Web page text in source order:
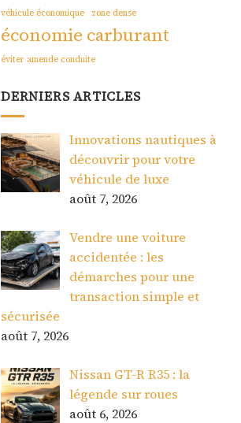
véhicule économique
zone dense
économie carburant
éviter amende conduite
DERNIERS ARTICLES
Innovations nautiques à
découvrir pour votre
véhicule de luxe
août 7, 2026
Vendre une voiture
accidentée : les
démarches pour une
transaction simple et
sécurisée
août 7, 2026
Nissan GT-R R35 : la
légende sur roues
août 6, 2026